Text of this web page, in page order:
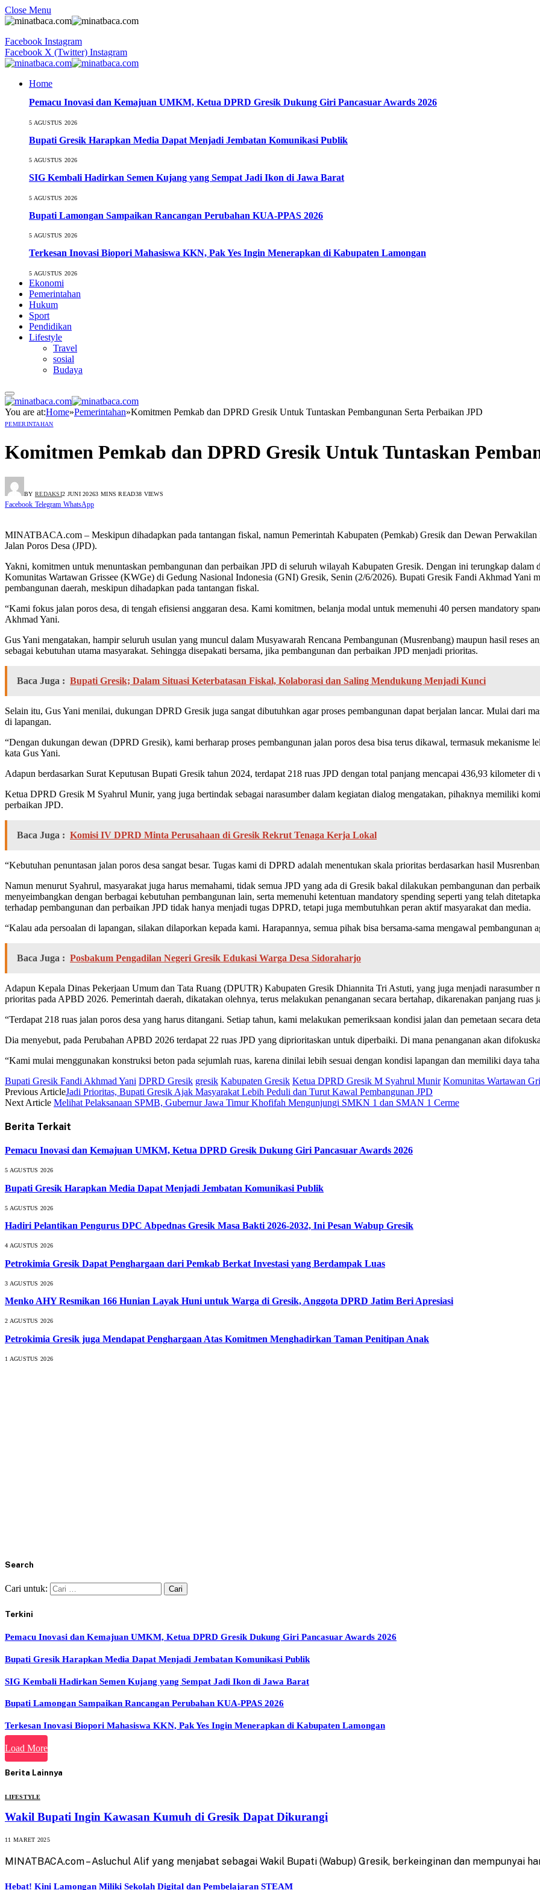
Close Menu
Facebook Instagram
Facebook X (Twitter) Instagram
Home
Pemacu Inovasi dan Kemajuan UMKM, Ketua DPRD Gresik Dukung Giri Pancasuar Awards 2026
5 AGUSTUS 2026
Bupati Gresik Harapkan Media Dapat Menjadi Jembatan Komunikasi Publik
5 AGUSTUS 2026
SIG Kembali Hadirkan Semen Kujang yang Sempat Jadi Ikon di Jawa Barat
5 AGUSTUS 2026
Bupati Lamongan Sampaikan Rancangan Perubahan KUA-PPAS 2026
5 AGUSTUS 2026
Terkesan Inovasi Biopori Mahasiswa KKN, Pak Yes Ingin Menerapkan di Kabupaten Lamongan
5 AGUSTUS 2026
Ekonomi
Pemerintahan
Hukum
Sport
Pendidikan
Lifestyle
Travel
sosial
Budaya
You are at:Home»Pemerintahan»Komitmen Pemkab dan DPRD Gresik Untuk Tuntaskan Pembangunan Serta Perbaikan JPD
PEMERINTAHAN
Komitmen Pemkab dan DPRD Gresik Untuk Tuntaskan
BY REDAKSI2 JUNI 20263 MINS READ38 VIEWS
Facebook Telegram WhatsApp
MINATBACA.com – Meskipun dihadapkan pada tantangan fiskal, namun Pemerintah Kabupaten (Pemkab) Gresik dan Dewan
Jalan Poros Desa (JPD).
Yakni, komitmen untuk menuntaskan pembangunan dan perbaikan JPD di seluruh wilayah Kabupaten Gresik. Dengan ini terungkap
Komunitas Wartawan Grissee (KWGe) di Gedung Nasional Indonesia (GNI) Gresik, Senin (2/6/2026). Bupati Gresik Fandi Akhmad Yani
pembangunan daerah, meskipun dihadapkan pada tantangan fiskal.
“Kami fokus jalan poros desa, di tengah efisiensi anggaran desa. Kami komitmen, belanja modal untuk memenuhi 40 persen mandatory
Akhmad Yani.
Gus Yani mengatakan, hampir seluruh usulan yang muncul dalam Musyawarah Rencana Pembangunan (Musrenbang) maupun hasil reses
sebagai kebutuhan utama masyarakat. Sehingga disepakati bersama, jika pembangunan dan perbaikan JPD menjadi prioritas.
Baca Juga : Bupati Gresik; Dalam Situasi Keterbatasan Fiskal, Kolaborasi dan Saling Mendukung Menjadi Kunci
Selain itu, Gus Yani menilai, dukungan DPRD Gresik juga sangat dibutuhkan agar proses pembangunan dapat berjalan lancar. Mulai dari
di lapangan.
“Dengan dukungan dewan (DPRD Gresik), kami berharap proses pembangunan jalan poros desa bisa terus dikawal, termasuk mekanisme
kata Gus Yani.
Adapun berdasarkan Surat Keputusan Bupati Gresik tahun 2024, terdapat 218 ruas JPD dengan total panjang mencapai 436,93 kilometer
Ketua DPRD Gresik M Syahrul Munir, yang juga bertindak sebagai narasumber dalam kegiatan dialog mengatakan, pihaknya memiliki
perbaikan JPD.
Baca Juga : Komisi IV DPRD Minta Perusahaan di Gresik Rekrut Tenaga Kerja Lokal
“Kebutuhan penuntasan jalan poros desa sangat besar. Tugas kami di DPRD adalah menentukan skala prioritas berdasarkan hasil
Namun menurut Syahrul, masyarakat juga harus memahami, tidak semua JPD yang ada di Gresik bakal dilakukan pembangunan dan
menyeimbangkan dengan berbagai kebutuhan pembangunan lain, serta memenuhi ketentuan mandatory spending seperti yang telah
terhadap pembangunan dan perbaikan JPD tidak hanya menjadi tugas DPRD, tetapi juga membutuhkan peran aktif masyarakat dan media.
“Kalau ada persoalan di lapangan, silakan dilaporkan kepada kami. Harapannya, semua pihak bisa bersama-sama mengawal
Baca Juga : Posbakum Pengadilan Negeri Gresik Edukasi Warga Desa Sidoraharjo
Adapun Kepala Dinas Pekerjaan Umum dan Tata Ruang (DPUTR) Kabupaten Gresik Dhiannita Tri Astuti, yang juga menjadi narasumber
prioritas pada APBD 2026. Pemerintah daerah, dikatakan olehnya, terus melakukan penanganan secara bertahap, dikarenakan panjang ruas
“Terdapat 218 ruas jalan poros desa yang harus ditangani. Setiap tahun, kami melakukan pemeriksaan kondisi jalan dan pemetaan secara
Dia menyebut, pada Perubahan APBD 2026 terdapat 22 ruas JPD yang diprioritaskan untuk diperbaiki. Di mana penanganan akan
“Kami mulai menggunakan konstruksi beton pada sejumlah ruas, karena dinilai lebih sesuai dengan kondisi lapangan dan memiliki daya
Bupati Gresik Fandi Akhmad Yani DPRD Gresik gresik Kabupaten Gresik Ketua DPRD Gresik M Syahrul Munir Komunitas Wartawan
Previous ArticleJadi Prioritas, Bupati Gresik Ajak Masyarakat Lebih Peduli dan Turut Kawal Pembangunan JPD
Next Article Melihat Pelaksanaan SPMB, Gubernur Jawa Timur Khofifah Mengunjungi SMKN 1 dan SMAN 1 Cerme
Berita Terkait
Pemacu Inovasi dan Kemajuan UMKM, Ketua DPRD Gresik Dukung Giri Pancasuar Awards 2026
5 AGUSTUS 2026
Bupati Gresik Harapkan Media Dapat Menjadi Jembatan Komunikasi Publik
5 AGUSTUS 2026
Hadiri Pelantikan Pengurus DPC Abpednas Gresik Masa Bakti 2026-2032, Ini Pesan Wabup Gresik
4 AGUSTUS 2026
Petrokimia Gresik Dapat Penghargaan dari Pemkab Berkat Investasi yang Berdampak Luas
3 AGUSTUS 2026
Menko AHY Resmikan 166 Hunian Layak Huni untuk Warga di Gresik, Anggota DPRD Jatim Beri Apresiasi
2 AGUSTUS 2026
Petrokimia Gresik juga Mendapat Penghargaan Atas Komitmen Menghadirkan Taman Penitipan Anak
1 AGUSTUS 2026
Search
Cari untuk:
Terkini
Pemacu Inovasi dan Kemajuan UMKM, Ketua DPRD Gresik Dukung Giri Pancasuar Awards 2026
Bupati Gresik Harapkan Media Dapat Menjadi Jembatan Komunikasi Publik
SIG Kembali Hadirkan Semen Kujang yang Sempat Jadi Ikon di Jawa Barat
Bupati Lamongan Sampaikan Rancangan Perubahan KUA-PPAS 2026
Terkesan Inovasi Biopori Mahasiswa KKN, Pak Yes Ingin Menerapkan di Kabupaten Lamongan
Load More
Berita Lainnya
LIFESTYLE
Wakil Bupati Ingin Kawasan Kumuh di Gresik Dapat Dikurangi
11 MARET 2025
MINATBACA.com – Asluchul Alif yang menjabat sebagai Wakil Bupati (Wabup) Gresik, berkeinginan dan mempunyai
Hebat! Kini Lamongan Miliki Sekolah Digital dan Pembelajaran STEAM